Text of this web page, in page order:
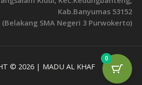
Kab.Banyumas 53152
(Belakang SMA Negeri 3 Purwokerto)
© 2026 | MADU AL KHAF
0